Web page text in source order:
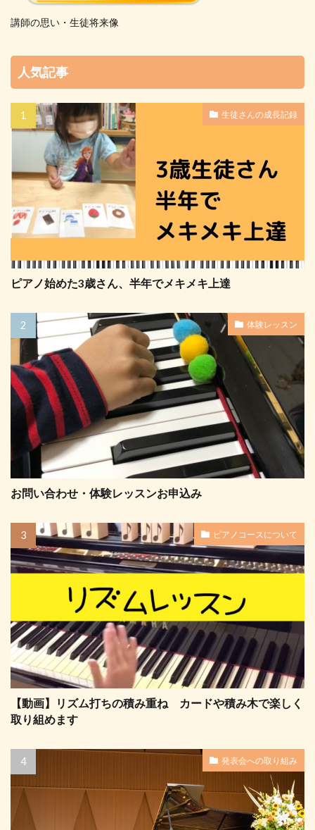
講師の思い・生徒将来像
人気記事
生徒さんの成長記録
ピアノ始めた3歳さん、半年でメキメキ上達
体験レッスン
お問い合わせ・体験レッスンお申込み
ピアノコースについて
【動画】リズム打ちの積み重ね カードや積み木で楽しく
取り組めます
発表会への取り組み